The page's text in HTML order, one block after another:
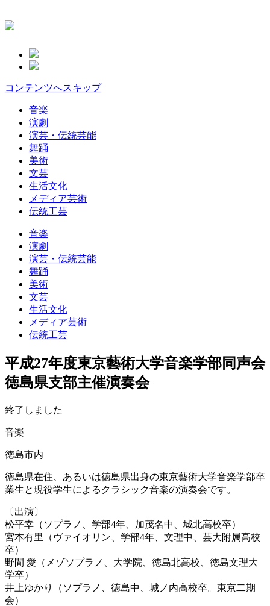
コンテンツへスキップ
音楽
演劇
演芸・伝統芸能
舞踊
美術
文芸
生活文化
メディア芸術
伝統工芸
音楽
演劇
演芸・伝統芸能
舞踊
美術
文芸
生活文化
メディア芸術
伝統工芸
平成27年度東京藝術大学音楽学部同声会
徳島県支部主催演奏会
終了しました
音楽
徳島市内
徳島県在住、あるいは徳島県出身の東京藝術大学音楽学部卒
業生と現役学生によるクラシック音楽の演奏会です。
〔出演〕
松平幸（ソプラノ、学部4年、加茂名中、城北高校卒）
宮本有里（ヴァイオリン、学部4年、文理中、芸大附属高校
卒）
野間 愛（メゾソプラノ、大学院、徳島北高校、徳島文理大
学卒）
井上ゆかり（ソプラノ、徳島中、城ノ内高校卒。東京二期
会）